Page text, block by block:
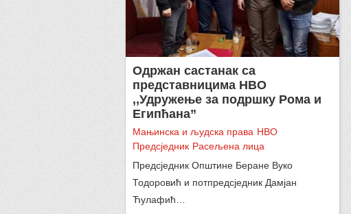
Одржан састанак са
представницима НВО
,,Удружење за подршку Рома и
Египћана”
Мањинска и људска права НВО
Предсједник Расељена лица
Предсједник Општине Беране Вуко
Тодоровић и потпредсједник Дамјан
Ћулафић…